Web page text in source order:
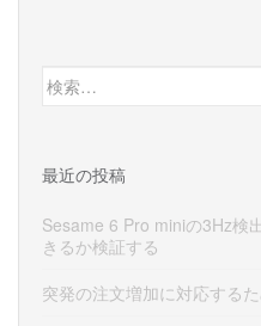
検
索:
最近の投稿
Sesame 6 Pro miniの3Hz検
きるか検証する
突発の注文増加に対応する